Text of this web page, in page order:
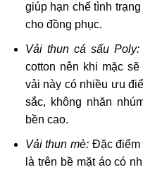
giúp hạn chế tình
cho đồng phục.
Vải thun cá sấu Poly:
cotton nên khi mặc
vải này có nhiều ưu
sắc, không nhăn
bền cao.
Vải thun mè: Đặc điểm
là trên bề mặt áo có